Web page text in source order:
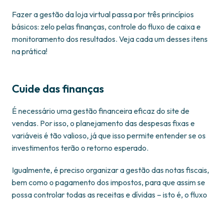
Fazer a gestão da loja virtual passa por três princípios
básicos: zelo pelas finanças, controle do fluxo de caixa e
monitoramento dos resultados. Veja cada um desses itens
na prática!
Cuide das finanças
É necessário uma gestão financeira eficaz do site de
vendas. Por isso, o planejamento das despesas fixas e
variáveis é tão valioso, já que isso permite entender se os
investimentos terão o retorno esperado.
Igualmente, é preciso organizar a gestão das notas fiscais,
bem como o pagamento dos impostos, para que assim se
possa controlar todas as receitas e dívidas – isto é, o fluxo